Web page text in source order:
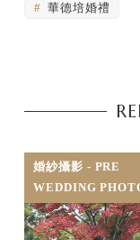
華德培婚禮
婚紗攝影 - PRE
WEDDING